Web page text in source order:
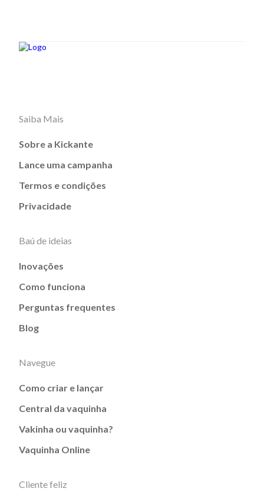
Saiba Mais
Sobre a Kickante
Lance uma campanha
Termos e condições
Privacidade
Baú de ideias
Inovações
Como funciona
Perguntas frequentes
Blog
Navegue
Como criar e lançar
Central da vaquinha
Vakinha ou vaquinha?
Vaquinha Online
Cliente feliz